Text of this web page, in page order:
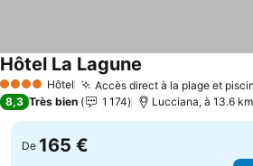
4 Étoiles Hôtel Accès direct à la plage et
Hôtel La Lagune
8,3 Très bien 1 174 Lucciana, à 13.6
De 165 €